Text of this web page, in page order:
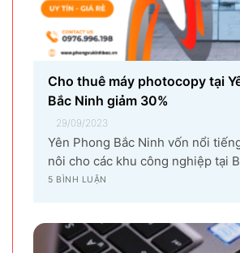
Cho thuê máy photocopy tại
Bắc Ninh giảm 30%
29/09/2023
Yên Phong Bắc Ninh vốn nổi
nôi cho các khu công nghiệp tại
Với sự góp mặt của tập đoàn
nông nay trở thành...
5 BÌNH LUẬN